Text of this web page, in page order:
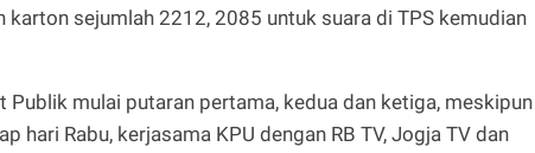
karton sejumlah 2212, 2085 untuk suara di TPS kemudian
Publik mulai putaran pertama, kedua dan ketiga, meskipun
hari Rabu, kerjasama KPU dengan RB TV, Jogja TV dan